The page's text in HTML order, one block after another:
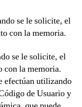
se le solicite, el
con la memoria.
se le solicite, el
con la memoria.
efectúan utilizando
de Usuario y